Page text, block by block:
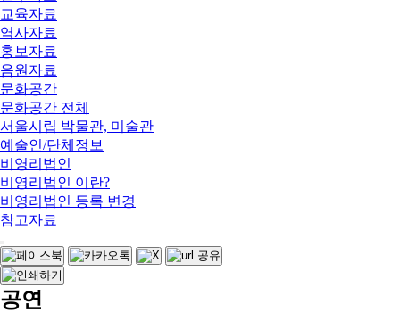
교육자료
역사자료
홍보자료
음원자료
문화공간
문화공간 전체
서울시립 박물관, 미술관
예술인/단체정보
비영리법인
비영리법인 이란?
비영리법인 등록 변경
참고자료
공연